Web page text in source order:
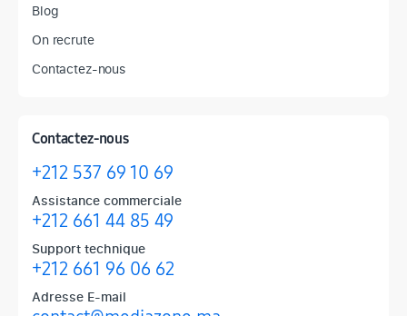
Blog
On recrute
Contactez-nous
Contactez-nous
+212 537 69 10 69
Assistance commerciale
+212 661 44 85 49
Support technique
+212 661 96 06 62
Adresse E-mail